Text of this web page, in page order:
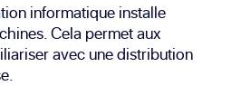
informatique installe
Cela permet aux
avec une distribution